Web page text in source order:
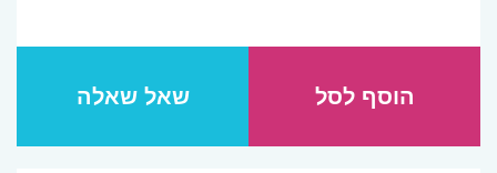
הוסף לסל שאל שאלה